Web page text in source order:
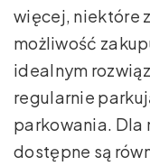
więcej, niektóre
możliwość
idealnym
regularnie
parkowania. Dla
dostępne są